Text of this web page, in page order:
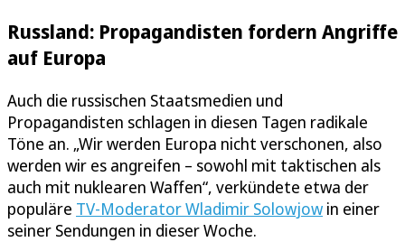
Russland: Propagandisten fordern Angriffe
auf Europa
Auch die russischen Staatsmedien und
Propagandisten schlagen in diesen Tagen radikale
Töne an. „Wir werden Europa nicht verschonen, also
werden wir es angreifen – sowohl mit taktischen als
auch mit nuklearen Waffen“, verkündete etwa der
populäre TV-Moderator Wladimir Solowjow in einer
seiner Sendungen in dieser Woche.